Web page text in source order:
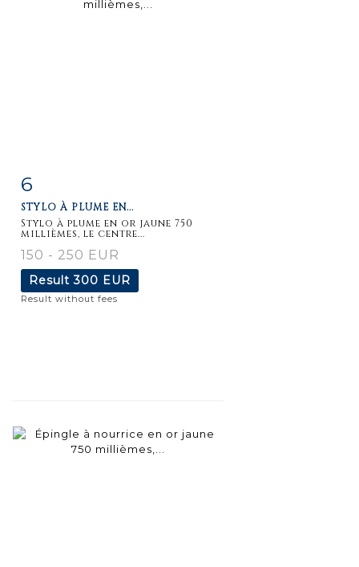
6
STYLO À PLUME EN...
Stylo à plume en or jaune 750
millièmes, le centre...
150 - 250 EUR
Result300 EUR
Result without fees